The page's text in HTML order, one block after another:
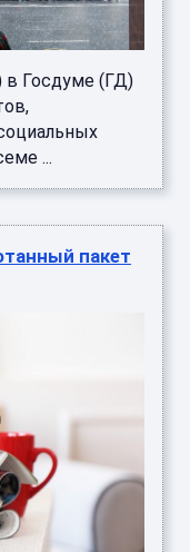
в Госдуме (ГД)
...
пакет